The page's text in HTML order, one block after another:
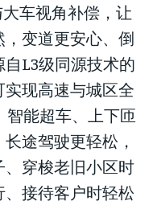
车视角补偿，让
变道更安心、倒
L3级同源技术的
现高速与城区全
智能超车、上下匝
途驾驶更轻松，
穿梭老旧小区时
接待客户时轻松